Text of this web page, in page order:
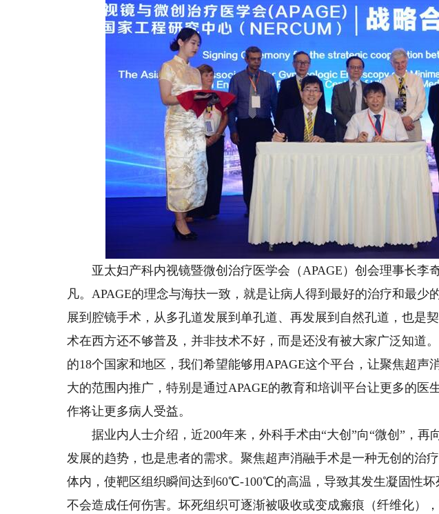
亚太妇产科内视镜暨微创治疗医学会（APAGE）创会理事长李
凡。APAGE的理念与海扶一致，就是让病人得到最好的治疗和最少
展到腔镜手术，从多孔道发展到单孔道、再发展到自然孔道，也是
术在西方还不够普及，并非技术不好，而是还没有被大家广泛知道
的18个国家和地区，我们希望能够用APAGE这个平台，让聚焦超声
大的范围内推广，特别是通过APAGE的教育和培训平台让更多的医
作将让更多病人受益。
据业内人士介绍，近200年来，外科手术由“大创”向“微创”，再
发展的趋势，也是患者的需求。聚焦超声消融手术是一种无创的治
体内，使靶区组织瞬间达到60℃-100℃的高温，导致其发生凝固性
不会造成任何伤害。坏死组织可逐渐被吸收或变成瘢痕（纤维化）